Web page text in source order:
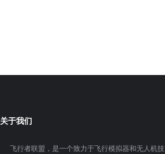
关于我们
飞行者联盟，是一个致力于飞行模拟器和无人机技